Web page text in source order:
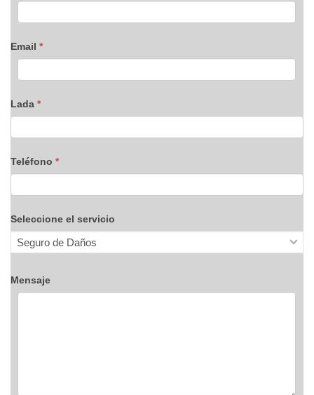
Email *
Lada *
Teléfono *
Seleccione el servicio
Mensaje